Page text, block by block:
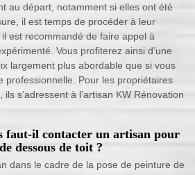
au départ, notamment si elles ont été
il est temps de procéder à leur
est recommandé de faire appel à
Vous profiterez ainsi d’une
largement plus abordable que si vous
professionnelle. Pour les propriétaires
s’adressent à l’artisan KW Rénovation
faut-il contacter un artisan pour
dessous de toit ?
dans le cadre de la pose de peinture de